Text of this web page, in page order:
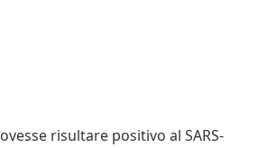
risultare positivo al SARS-